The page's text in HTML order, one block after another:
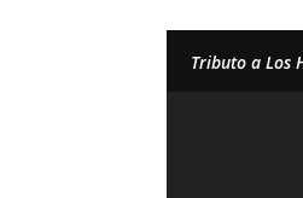
Tributo a Los